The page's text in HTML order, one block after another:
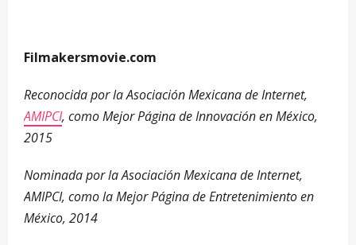
Filmakersmovie.com
Reconocida por la Asociación Mexicana de Internet,
AMIPCI, como Mejor Página de Innovación en México,
2015
Nominada por la Asociación Mexicana de Internet,
AMIPCI, como la Mejor Página de Entretenimiento en
México, 2014